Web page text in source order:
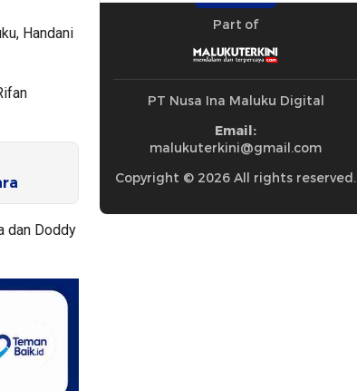
Handani
dan Doddy
Part of
PT Nusa Ina Maluku Digital
Email:
malukuterkini@gmail.com
Copyright © 2026 All rights reserved.